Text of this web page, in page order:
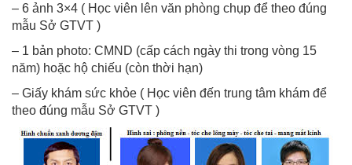
– 6 ảnh 3×4 ( Học viên lên văn phòng chụp để theo đúng
mẫu Sở GTVT )
– 1 bản photo: CMND (cấp cách ngày thi trong vòng 15
năm) hoặc hộ chiếu (còn thời hạn)
– Giấy khám sức khỏe ( Học viên đến trung tâm khám để
theo đúng mẫu Sở GTVT )